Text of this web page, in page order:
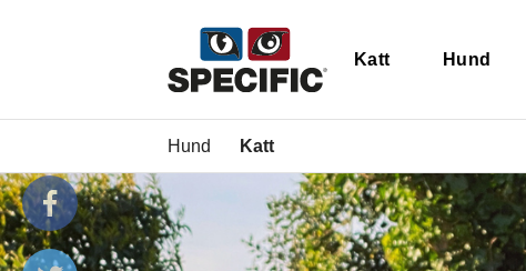
Katt Hund
Hund Katt